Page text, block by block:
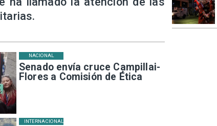
Senado envía cruce Campillai-
Flores a Comisión de Ética
NACIONAL
INTERNACIONAL